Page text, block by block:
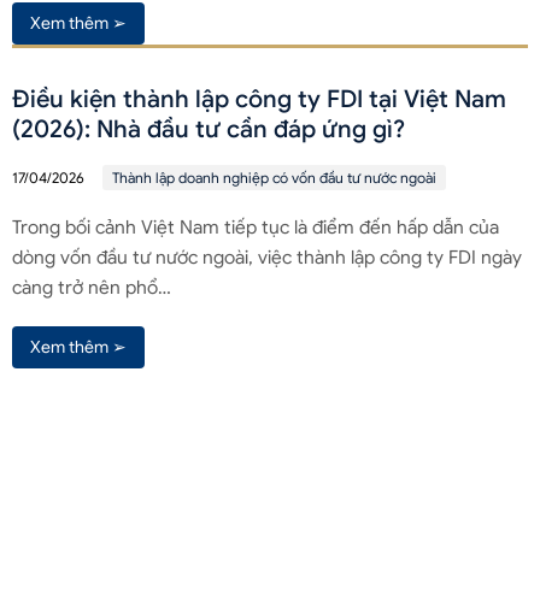
Xem thêm ➢
Điều kiện thành lập công ty FDI tại Việt Nam
(2026): Nhà đầu tư cần đáp ứng gì?
17/04/2026 Thành lập doanh nghiệp có vốn đầu tư nước ngoài
Trong bối cảnh Việt Nam tiếp tục là điểm đến hấp dẫn của
dòng vốn đầu tư nước ngoài, việc thành lập công ty FDI ngày
càng trở nên phổ…
Xem thêm ➢